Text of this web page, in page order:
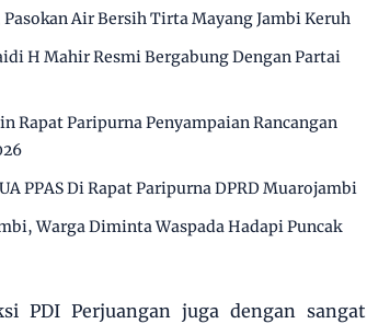
Air Bersih Tirta Mayang Jambi Keruh
H Mahir Resmi Bergabung Dengan Partai
Rapat Paripurna Penyampaian Rancangan
PPAS Di Rapat Paripurna DPRD Muarojambi
Warga Diminta Waspada Hadapi Puncak
PDI Perjuangan juga dengan sangat